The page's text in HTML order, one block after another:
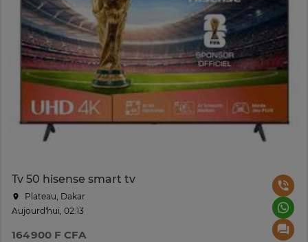
Tv 50 hisense smart tv
Plateau, Dakar
Aujourd'hui, 02:13
164 900 F CFA